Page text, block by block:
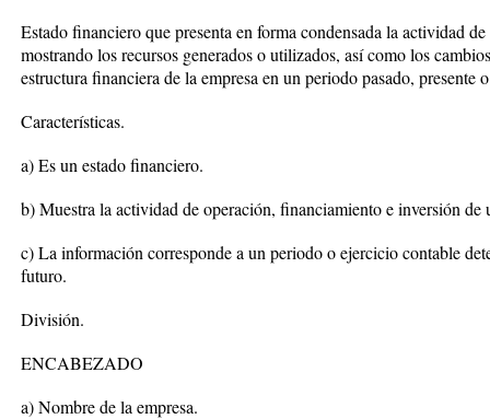
Estado financiero que presenta en forma condensada la actividad
mostrando los recursos generados o utilizados, así como los
estructura financiera de la empresa en un periodo pasado, presente
Características.
a) Es un estado financiero.
b) Muestra la actividad de operación, financiamiento e inversión de
c) La información corresponde a un periodo o ejercicio contable
futuro.
División.
ENCABEZADO
a) Nombre de la empresa.